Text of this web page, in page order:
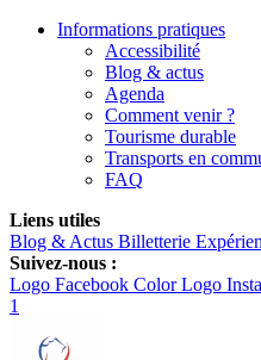
Informations pratiques
Accessibilité
Blog & actus
Agenda
Comment venir ?
Tourisme durable
Transports en
FAQ
Liens utiles
Blog & Actus Billetterie
Suivez-nous :
Logo Facebook Color Logo
1